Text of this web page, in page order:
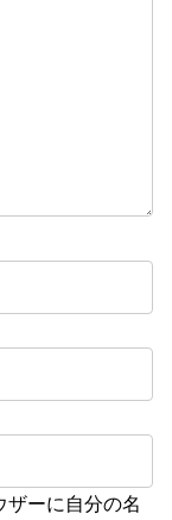
ザーに自分の名